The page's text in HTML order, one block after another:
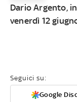
Dario Argento,
venerdì 12
Seguici su:
Google